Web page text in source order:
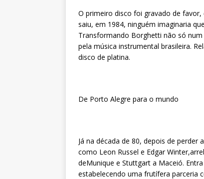
O primeiro disco foi gravado de
saiu, em 1984, ninguém imaginaria
Transformando Borghetti não só
pela música instrumental brasileira.
disco de platina.
De Porto Alegre para o mundo
Já na década de 80, depois de
como Leon Russel e Edgar
deMunique e Stuttgart a Maceió.
estabelecendo uma frutífera parceria